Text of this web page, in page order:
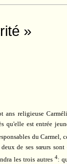
»
ans religieuse
qu'elle est entrée
du Carmel,
de ses sœurs sont
les trois autres 4: